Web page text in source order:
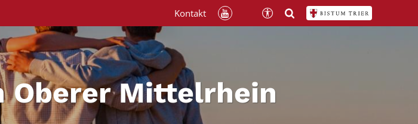
Oberer Mittelrhein
Kontakt